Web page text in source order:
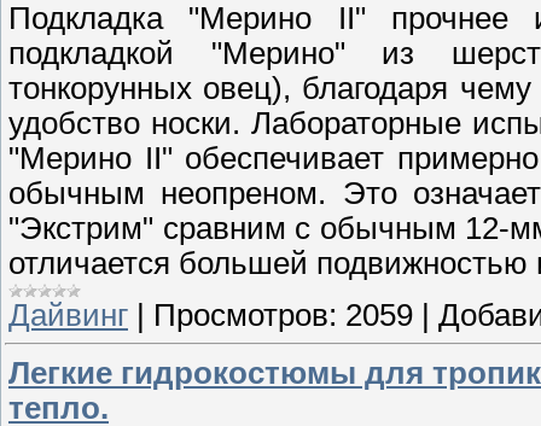
Подкладка "Мерино II" прочнее
подкладкой "Мерино" из
тонкорунных овец), благодаря
удобство носки. Лабораторные
"Мерино II" обеспечивает
обычным неопреном. Это
"Экстрим" сравним с обычным 12-
отличается большей
Дайвинг
Просмотров: 2059
Легкие гидрокостюмы для
тепло.